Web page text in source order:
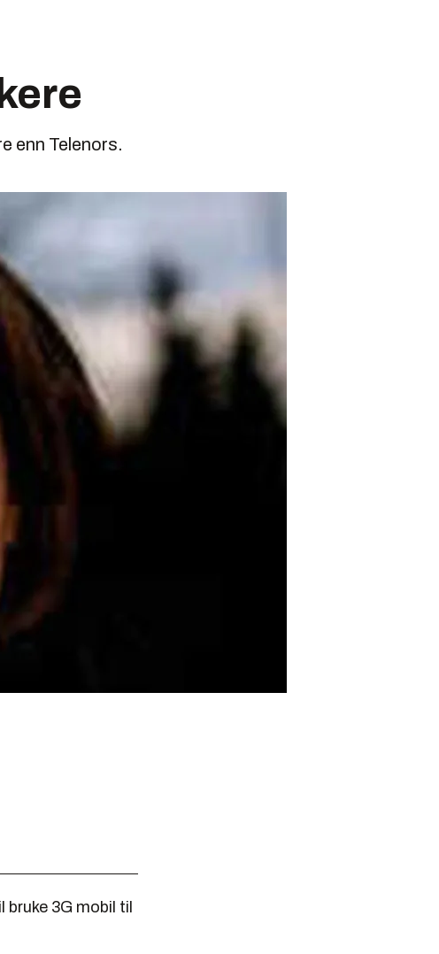
enn Telenors.
3G mobil til